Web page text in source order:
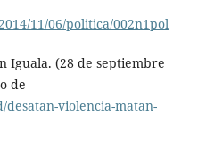
11/06/politica/002n1pol
Iguala. (28 de septiembre
de
violencia-matan-